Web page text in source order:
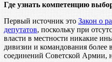
Где узнать компетенцию
Первый источник это Закон о
депутатов, поскольку при
власти в местности никакие
дивизии и командования более
соединений Советской Армии,